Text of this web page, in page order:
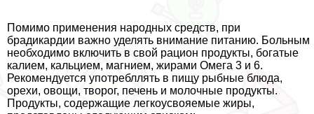
Помимо применения народных средств, при
брадикардии важно уделять внимание питанию. Больным
необходимо включить в свой рацион продукты, богатые
калием, кальцием, магнием, жирами Омега 3 и 6.
Рекомендуется употрeбллять в пищу рыбные блюда,
орехи, овощи, творог, печень и молочные продукты.
Продукты, содержащие легкоусвояемые жиры,